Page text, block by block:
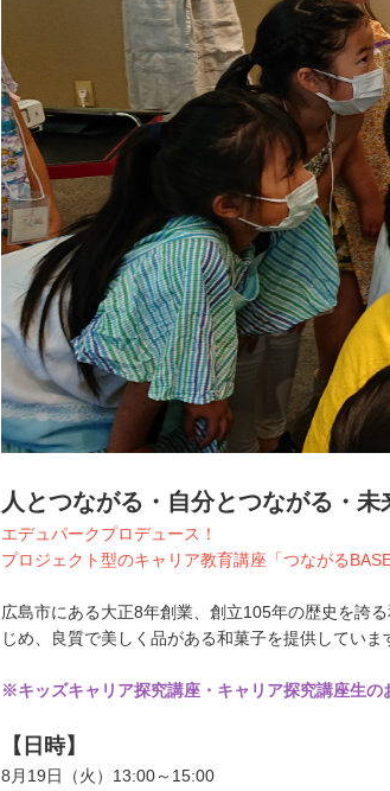
人とつながる・自分とつながる・未
エデュパークプロデュース！
プロジェクト型のキャリア教育講座「つながる
広島市にある大正8年創業、創立105年の歴史を誇
じめ、良質で美しく品がある和菓子を提供してい
※キッズキャリア探究講座・キャリア探究講座生の
【日時】
8月19日（火）13:00～15:00